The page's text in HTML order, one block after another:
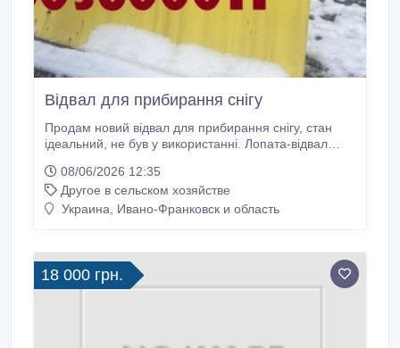
Відвал для прибирання снігу
Продам новий відвал для прибирання снігу, стан
ідеальний, не був у використанні. Лопата-відвал
метал, та гумовий амортизатор товщиною до 40 мм.
Агетується з тракторами МТЗ та ЮМЗ, потужністтю
від 40 к.с. Агрегат може працювати як зі снігом, так і
08/06/2026 12:35
Другое в сельском хозяйстве
Украина, Ивано-Франковск и область
18 000 грн.